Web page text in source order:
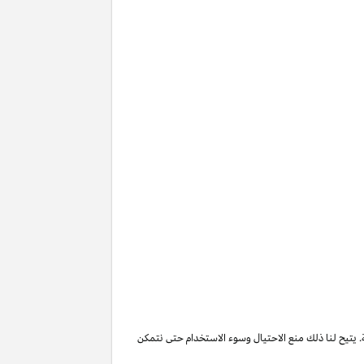
يتيح لنا ذلك منع الاحتيال وسوء الاستخدام حتى نتمكن